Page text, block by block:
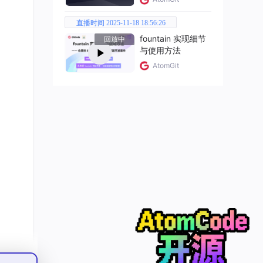
直播时间 2025-11-18 18:56:26
回放中
fountain 实现细节
与使用方法
AtomGit